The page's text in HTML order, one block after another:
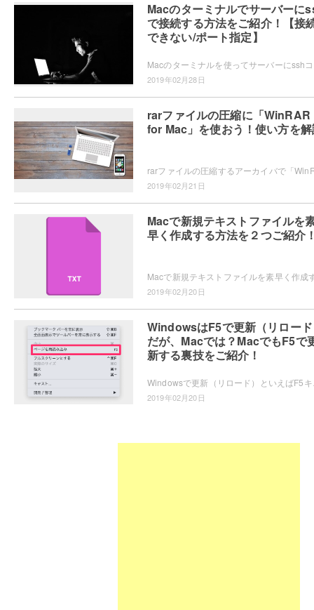
Macのターミナルでサーバーに
で接続する方法をご紹介！【接
できない/ポート指定】
2019年02月28日
rarファイルの圧縮に「WinRAR
for Mac」を使おう！使い方を
2019年02月21日
Macで新規テキストファイルを
早く作成する方法を２つご紹介
2019年02月20日
WindowsはF5で更新（リロー
だが、Macでは？MacでもF5で
新する裏技をご紹介！
2019年02月20日